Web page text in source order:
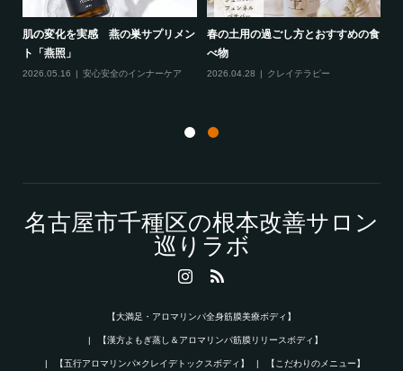
肌の変化を実感 燕の巣サプリメン
ト「燕照」
2026.05.16 安心安全のインナーケア
春の土用の過ごし方とおすすめの食
べ物
2026.04.28 クレイテラピー
名古屋市千種区の根本改善サロン
巡りラボ
【大満足・アロマリンパ全身筋膜美療ボディ】
【漢方よもぎ蒸し＆アロマリンパ筋膜リリースボディ】
【五行アロマリンパ×クレイデトックスボディ】 【こだわりのメニュー】